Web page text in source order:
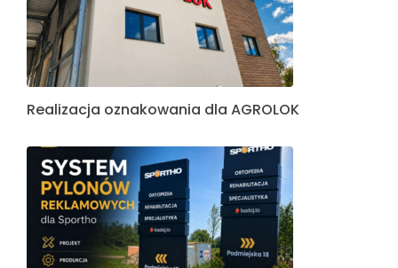
Realizacja oznakowania dla AGROLOK